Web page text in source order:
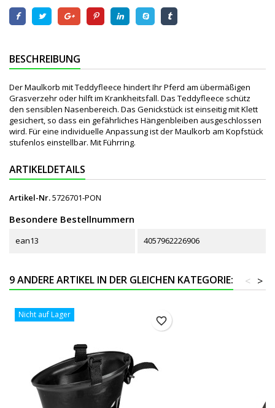
BESCHREIBUNG
Der Maulkorb mit Teddyfleece hindert Ihr Pferd am übermäßigen
Grasverzehr oder hilft im Krankheitsfall. Das Teddyfleece schütz
den sensiblen Nasenbereich. Das Genickstück ist einseitig mit Klett
gesichert, so dass ein gefährliches Hängenbleiben ausgeschlossen
wird. Für eine individuelle Anpassung ist der Maulkorb am Kopfstück
stufenlos einstellbar. Mit Führring.
ARTIKELDETAILS
Artikel-Nr.5726701-PON
Besondere Bestellnummern
ean13 4057962226906
9 ANDERE ARTIKEL IN DER GLEICHEN KATEGORIE: >
<
Nicht auf Lager
favorite_border